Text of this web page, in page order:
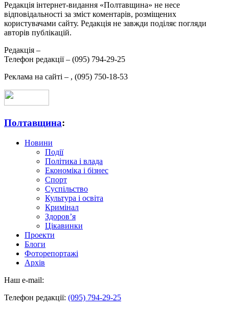
Редакція інтернет-видання «Полтавщина» не несе
відповідальності за зміст коментарів, розміщених
користувачами сайту. Редакція не завжди поділяє погляди
авторів публікацій.
Редакція –
Телефон редакції – (095) 794-29-25
Реклама на сайті – , (095) 750-18-53
Полтавщина:
Новини
Події
Політика і влада
Економіка і бізнес
Спорт
Суспільство
Культура і освіта
Кримінал
Здоров’я
Цікавинки
Проекти
Блоги
Фоторепортажі
Архів
Наш e-mail:
Телефон редакції: (095) 794-29-25